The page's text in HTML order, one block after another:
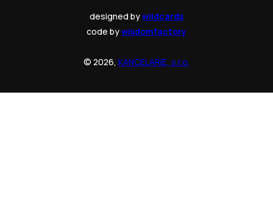
designed bywildcards
code bywisdomfactory
© 2026, KANCELARIE, s.r.o.